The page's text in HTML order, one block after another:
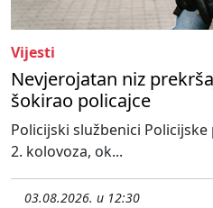
Vijesti
Nevjerojatan niz
šokirao policajce
Policijski službenici
2. kolovoza, ok...
03.08.2026. u 12:30